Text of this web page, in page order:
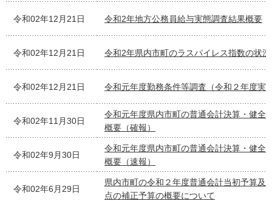
令和02年12月21日 令和2年地方公務員給与実態調査結果概要
令和02年12月21日 令和2年県内市町のラスパイレス指数の状況
令和02年12月21日 令和元年度勤務条件等調査（令和２年度実
令和02年11月30日
令和元年度県内市町の普通会計決算・健全
概要（確報）
令和02年9月30日
令和元年度県内市町の普通会計決算・健全
概要（速報）
令和02年6月29日
県内市町の令和２年度普通会計当初予算及
点の補正予算の概要について